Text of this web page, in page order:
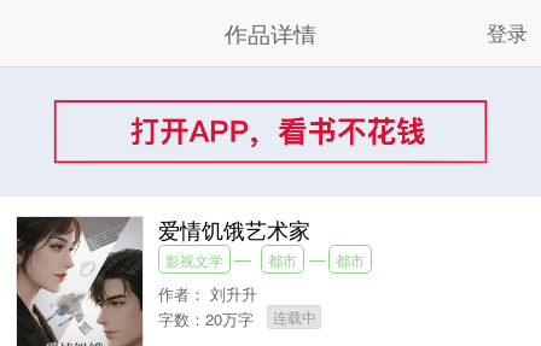
作品详情 登录
爱情饥饿艺术家
影视文学 都市 都市
作者： 刘升升
字数：20万字
连载中